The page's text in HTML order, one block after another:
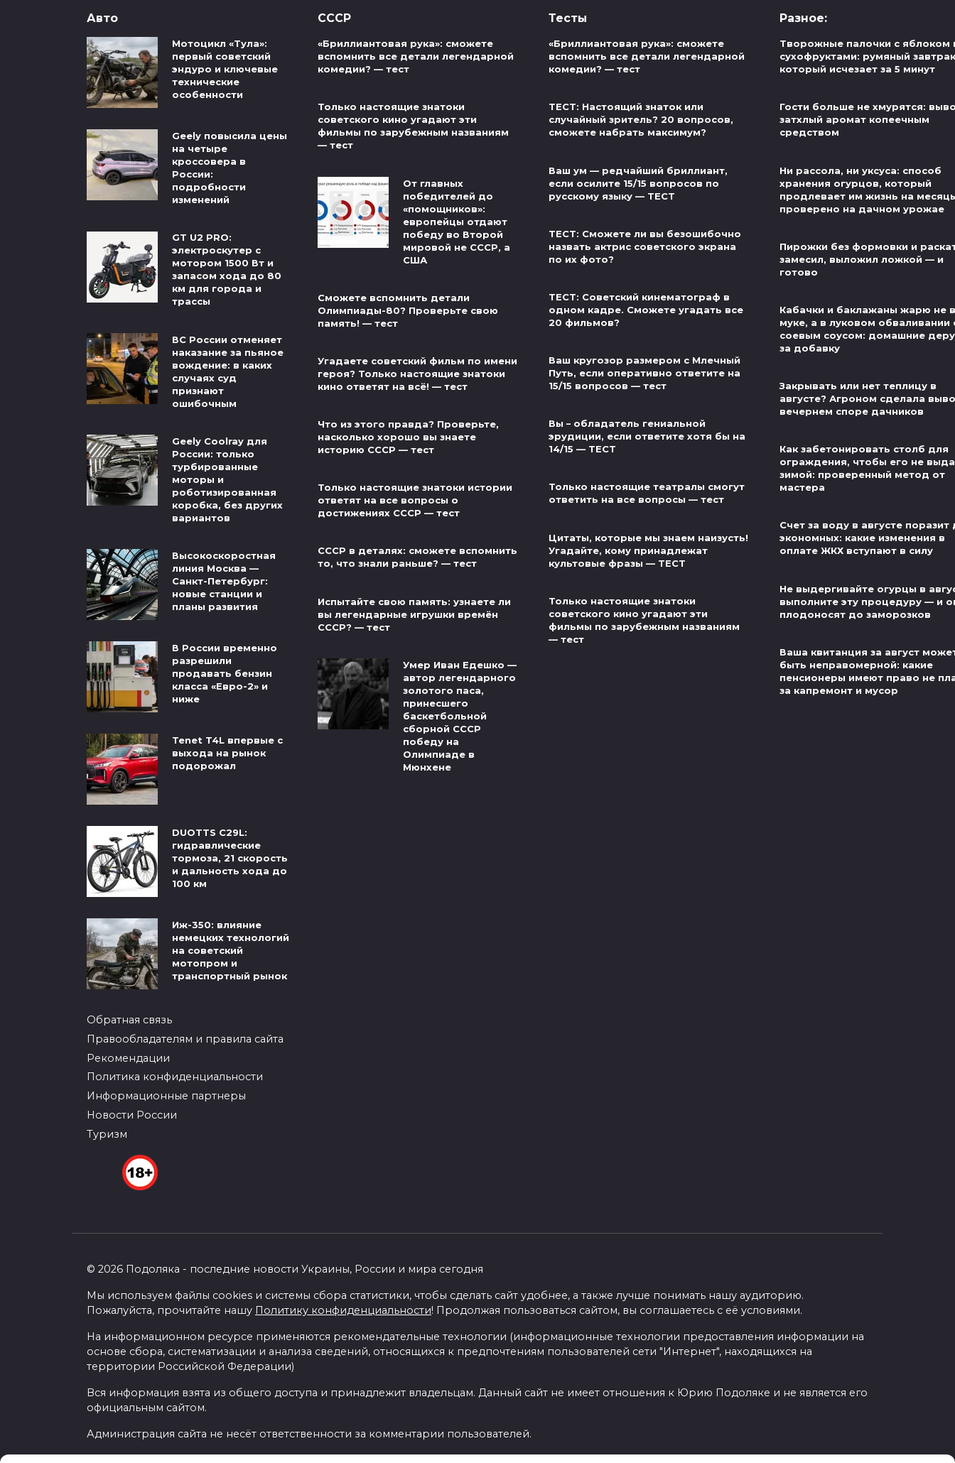
Авто
Мотоцикл «Тула»:
первый советский
эндуро и ключевые
технические
особенности
Geely повысила цены
на четыре
кроссовера в
России:
подробности
изменений
GT U2 PRO:
электроскутер с
мотором 1500 Вт и
запасом хода до 80
км для города и
трассы
ВС России отменяет
наказание за пьяное
вождение: в каких
случаях суд
признают
ошибочным
Geely Coolray для
России: только
турбированные
моторы и
роботизированная
коробка, без других
вариантов
Высокоскоростная
линия Москва —
Санкт-Петербург:
новые станции и
планы развития
В России временно
разрешили
продавать бензин
класса «Евро-2» и
ниже
Tenet T4L впервые с
выхода на рынок
подорожал
DUOTTS C29L:
гидравлические
тормоза, 21 скорость
и дальность хода до
100 км
Иж-350: влияние
немецких технологий
на советский
мотопром и
транспортный рынок
Обратная связь
Правообладателям и правила сайта
Рекомендации
Политика конфиденциальности
Информационные партнеры
Новости России
Туризм
СССР
«Бриллиантовая рука»: сможете
вспомнить все детали легендарной
комедии? — тест
Только настоящие знатоки
советского кино угадают эти
фильмы по зарубежным названиям
— тест
От главных
победителей до
«помощников»:
европейцы отдают
победу во Второй
мировой не СССР, а
США
Сможете вспомнить детали
Олимпиады-80? Проверьте свою
память! — тест
Угадаете советский фильм по имени
героя? Только настоящие знатоки
кино ответят на всё! — тест
Что из этого правда? Проверьте,
насколько хорошо вы знаете
историю СССР — тест
Только настоящие знатоки истории
ответят на все вопросы о
достижениях СССР — тест
СССР в деталях: сможете вспомнить
то, что знали раньше? — тест
Испытайте свою память: узнаете ли
вы легендарные игрушки времён
СССР? — тест
Умер Иван Едешко —
автор легендарного
золотого паса,
принесшего
баскетбольной
сборной СССР
победу на
Олимпиаде в
Мюнхене
Тесты
«Бриллиантовая рука»: сможете
вспомнить все детали легендарной
комедии? — тест
ТЕСТ: Настоящий знаток или
случайный зритель? 20 вопросов,
сможете набрать максимум?
Ваш ум — редчайший бриллиант,
если осилите 15/15 вопросов по
русскому языку — ТЕСТ
ТЕСТ: Сможете ли вы безошибочно
назвать актрис советского экрана
по их фото?
ТЕСТ: Советский кинематограф в
одном кадре. Сможете угадать все
20 фильмов?
Ваш кругозор размером с Млечный
Путь, если оперативно ответите на
15/15 вопросов — тест
Вы – обладатель гениальной
эрудиции, если ответите хотя бы на
14/15 — ТЕСТ
Только настоящие театралы смогут
ответить на все вопросы — тест
Цитаты, которые мы знаем наизусть!
Угадайте, кому принадлежат
культовые фразы — ТЕСТ
Только настоящие знатоки
советского кино угадают эти
фильмы по зарубежным названиям
— тест
Разное:
Творожные палочки с яблоком
сухофруктами: румяный
который исчезает за 5 минут
Гости больше не хмурятся:
затхлый аромат копеечным
средством
Ни рассола, ни уксуса: способ
хранения огурцов, который
продлевает им жизнь на
проверено на дачном урожае
Пирожки без формовки и
замесил, выложил ложкой — и
готово
Кабачки и баклажаны жарю не в
муке, а в луковом обваливании
соевым соусом: домашние
за добавку
Закрывать или нет теплицу в
августе? Агроном сделала
вечернем споре дачников
Как забетонировать столб для
ограждения, чтобы его не
зимой: проверенный метод от
мастера
Счет за воду в августе
экономных: какие изменения в
оплате ЖКХ вступают в силу
Не выдергивайте огурцы в
выполните эту процедуру — и
плодоносят до заморозков
Ваша квитанция за август
быть неправомерной: какие
пенсионеры имеют право не
за капремонт и мусор
© 2026 Подоляка - последние новости Украины, России и мира сегодня
Мы используем файлы cookies и системы сбора статистики, чтобы сделать сайт удобнее, а также лучше понимать нашу аудиторию.
Пожалуйста, прочитайте нашу Политику конфиденциальности! Продолжая пользоваться сайтом, вы соглашаетесь с её условиями.
На информационном ресурсе применяются рекомендательные технологии (информационные технологии предоставления информации на
основе сбора, систематизации и анализа сведений, относящихся к предпочтениям пользователей сети "Интернет", находящихся на
территории Российской Федерации)
Вся информация взята из общего доступа и принадлежит владельцам. Данный сайт не имеет отношения к Юрию Подоляке и не является его
официальным сайтом.
Администрация сайта не несёт ответственности за комментарии пользователей.